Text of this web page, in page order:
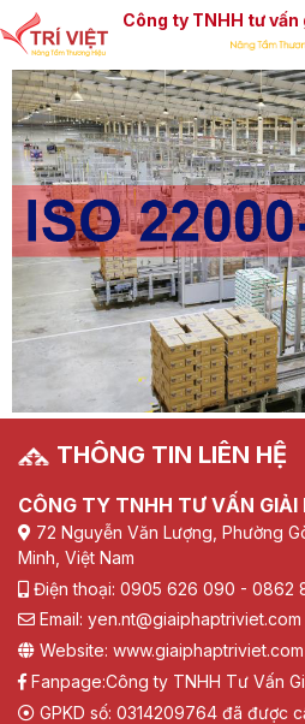
Công ty TNHH tư
THÔNG TIN LIÊN HỆ
CÔNG TY TNHH TƯ VẤN GIẢI
72 Nguyễn Văn Lượng, Phường
Minh, Việt Nam
Điện thoại: 0905 626 090 - 0862
Email: yen.nt@giaiphaptriviet.com
Website: www.giaiphaptriviet.com
Fanpage:Công ty TNHH Tư Vấn
GPKD số: 0314209764 đã được